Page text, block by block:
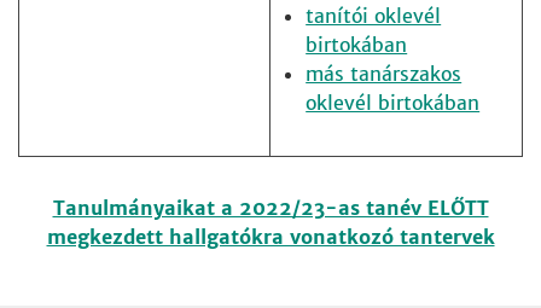
tanítói oklevél
birtokában
más tanárszakos
oklevél birtokában
Tanulmányaikat a 2022/23-as tanév ELŐTT
megkezdett hallgatókra vonatkozó tantervek